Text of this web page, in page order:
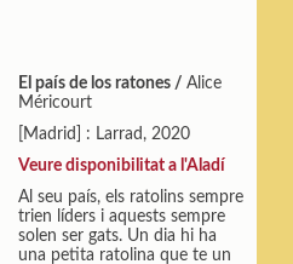
El país de los ratones / Alice
Méricourt
[Madrid] : Larrad, 2020
Veure disponibilitat a l'Aladí
Al seu país, els ratolins sempre
trien líders i aquests sempre
solen ser gats. Un dia hi ha
una petita ratolina que te un